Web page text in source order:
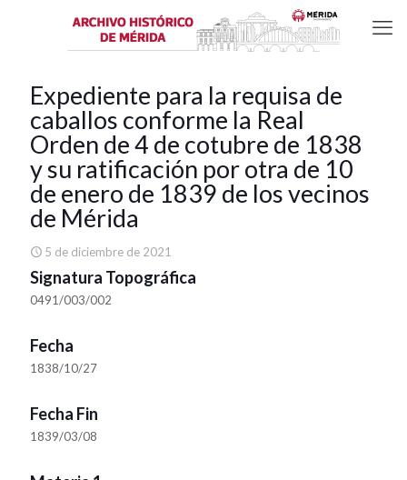
Expediente para la requisa de
caballos conforme la Real
Orden de 4 de cotubre de 1838
y su ratificación por otra de 10
de enero de 1839 de los vecinos
de Mérida
5 de diciembre de 2021
Signatura Topográfica
0491/003/002
Fecha
1838/10/27
Fecha Fin
1839/03/08